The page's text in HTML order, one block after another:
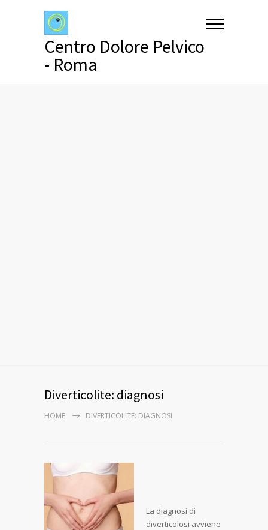
Centro Dolore Pelvico
- Roma
Diverticolite: diagnosi
HOME DIVERTICOLITE: DIAGNOSI
La diagnosi di
diverticolosi avviene